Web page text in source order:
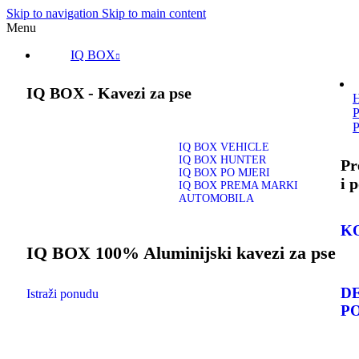
Skip to navigation Skip to main content
Menu
IQ BOX
IQ BOX - Kavezi za pse
IQ BOX VEHICLE
IQ BOX HUNTER
IQ BOX PO MJERI
IQ BOX PREMA MARKI
AUTOMOBILA
IQ BOX 100% Aluminijski kavezi za pse
Istraži ponudu
i